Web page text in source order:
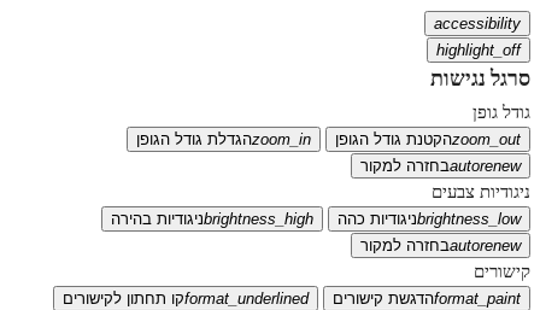
accessibility
highlight_off
סרגל נגישות
גודל גופן
zoom_outהקטנת גודל הגופן zoom_inהגדלת גודל הגופן
autorenewבחזרה למקור
ניגודיות צבעים
brightness_lowניגודיות כהה brightness_highניגודיות בהירה
autorenewבחזרה למקור
קישורים
format_paintהדגשת קישורים format_underlinedקו תחתון לקישורים